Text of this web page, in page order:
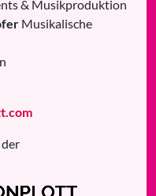
& Musikproduktion
Musikalische